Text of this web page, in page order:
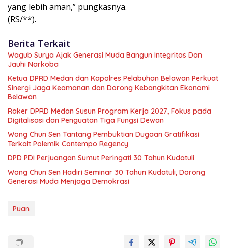
yang lebih aman,” pungkasnya.
(RS/**).
Berita Terkait
Wagub Surya Ajak Generasi Muda Bangun Integritas Dan
Jauhi Narkoba
Ketua DPRD Medan dan Kapolres Pelabuhan Belawan Perkuat
Sinergi Jaga Keamanan dan Dorong Kebangkitan Ekonomi
Belawan
Raker DPRD Medan Susun Program Kerja 2027, Fokus pada
Digitalisasi dan Penguatan Tiga Fungsi Dewan
Wong Chun Sen Tantang Pembuktian Dugaan Gratifikasi
Terkait Polemik Contempo Regency
DPD PDI Perjuangan Sumut Peringati 30 Tahun Kudatuli
Wong Chun Sen Hadiri Seminar 30 Tahun Kudatuli, Dorong
Generasi Muda Menjaga Demokrasi
Puan